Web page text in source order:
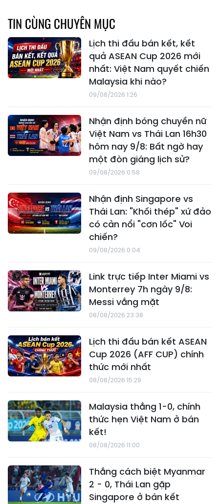
TIN CÙNG CHUYÊN MỤC
Lịch thi đấu bán kết, kết
quả ASEAN Cup 2026 mới
nhất: Việt Nam quyết chiến
Malaysia khi nào?
09/08/2026 1:26
Nhận định bóng chuyền nữ
Việt Nam vs Thái Lan 16h30
hôm nay 9/8: Bất ngờ hay
một đòn giáng lịch sử?
09/08/2026 0:58
Nhận định Singapore vs
Thái Lan: "Khối thép" xứ đảo
có cản nổi "cơn lốc" Voi
chiến?
09/08/2026 0:04
Link trực tiếp Inter Miami vs
Monterrey 7h ngày 9/8:
Messi vắng mặt
08/08/2026 23:38
Lịch thi đấu bán kết ASEAN
Cup 2026 (AFF CUP) chính
thức mới nhất
08/08/2026 15:29
Malaysia thắng 1-0, chính
thức hẹn Việt Nam ở bán
kết!
08/08/2026 11:00
Thắng cách biệt Myanmar
2 - 0, Thái Lan gặp
Singapore ở bán kết